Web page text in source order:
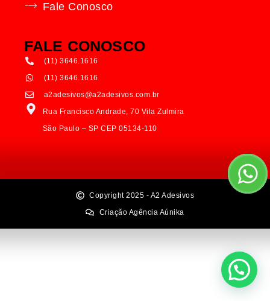
Fale Conosco
FALE CONOSCO
(11) 3646.1616
(11) 3646.1616
a2adesivos@a2adesivos.com.br
Rua Francisco Andrade, 70 Vila Zulmira
São Paulo – SP CEP 05134-110
Copyright 2025 - A2 Adesivos
Criação Agência Aúnika